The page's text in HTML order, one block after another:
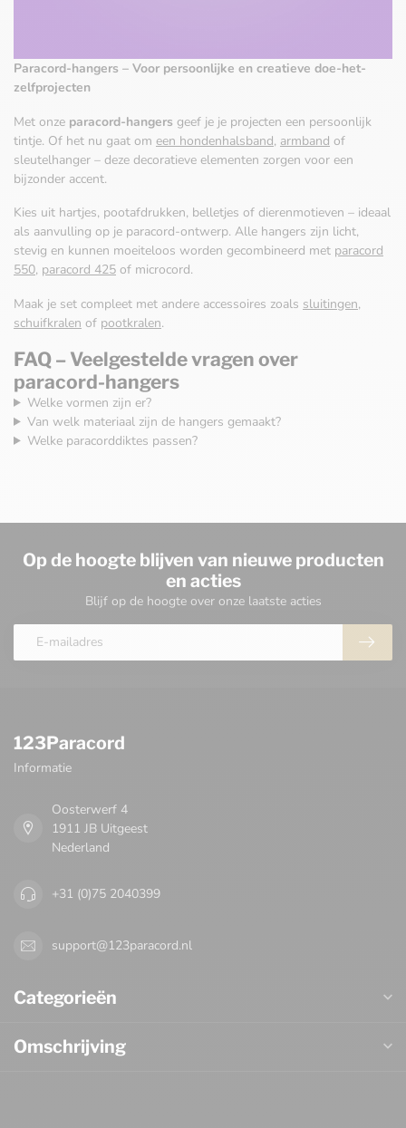
Paracord-hangers – Voor persoonlijke en creatieve doe-het-
zelfprojecten
Met onze paracord-hangers geef je je projecten een persoonlijk
tintje. Of het nu gaat om een hondenhalsband, armband of
sleutelhanger – deze decoratieve elementen zorgen voor een
bijzonder accent.
Kies uit hartjes, pootafdrukken, belletjes of dierenmotieven – ideaal
als aanvulling op je paracord-ontwerp. Alle hangers zijn licht,
stevig en kunnen moeiteloos worden gecombineerd met paracord
550, paracord 425 of microcord.
Maak je set compleet met andere accessoires zoals sluitingen,
schuifkralen of pootkralen.
FAQ – Veelgestelde vragen over
paracord-hangers
Welke vormen zijn er?
Van welk materiaal zijn de hangers gemaakt?
Welke paracorddiktes passen?
Op de hoogte blijven van nieuwe producten
en acties
Blijf op de hoogte over onze laatste acties
123Paracord
Informatie
Oosterwerf 4
1911 JB Uitgeest
Nederland
+31 (0)75 2040399
support@123paracord.nl
Categorieën
Omschrijving